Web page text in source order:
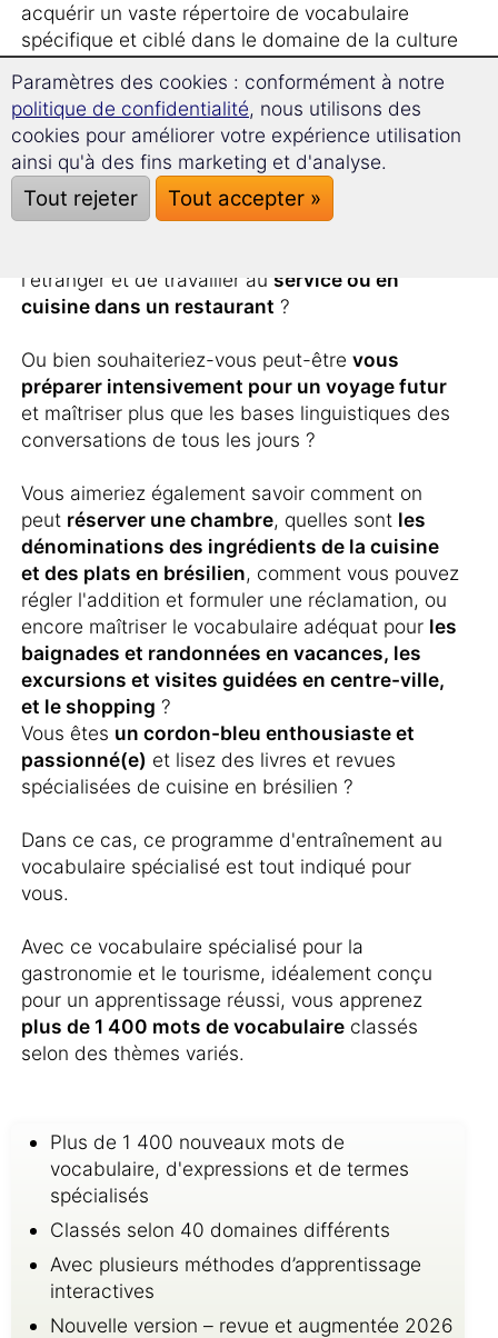
acquérir un vaste répertoire de vocabulaire
spécifique et ciblé dans le domaine de la culture
Vous travaillez dans la branche dutourisme
bien pour untour-opérateuret avez besoin
pour votre travail quotidien de maîtriser un
vocabulaire adapté en brésilien ?
l'étranger et de travailler au service ou en
cuisine dans un restaurant ?
Ou bien souhaiteriez-vous peut-être vous
préparer intensivement pour un voyage futur
et maîtriser plus que les bases linguistiques des
conversations de tous les jours ?
Vous aimeriez également savoir comment on
peut réserver une chambre, quelles sont les
dénominations des ingrédients de la cuisine
et des plats en brésilien, comment vous pouvez
régler l'addition et formuler une réclamation, ou
encore maîtriser le vocabulaire adéquat pour les
baignades et randonnées en vacances, les
excursions et visites guidées en centre-ville,
et le shopping ?
Vous êtes un cordon-bleu enthousiaste et
passionné(e) et lisez des livres et revues
spécialisées de cuisine en brésilien ?
Dans ce cas, ce programme d'entraînement au
vocabulaire spécialisé est tout indiqué pour
vous.
Avec ce vocabulaire spécialisé pour la
gastronomie et le tourisme, idéalement conçu
pour un apprentissage réussi, vous apprenez
plus de 1 400 mots de vocabulaire classés
selon des thèmes variés.
Plus de 1 400 nouveaux mots de
vocabulaire, d'expressions et de termes
spécialisés
Classés selon 40 domaines différents
Avec plusieurs méthodes d’apprentissage
interactives
Nouvelle version – revue et augmentée 2026
Paramètres des cookies : conformément à notre
politique de confidentialité, nous utilisons des
cookies pour améliorer votre expérience utilisation
ainsi qu'à des fins marketing et d'analyse.
Tout rejeter Tout accepter »